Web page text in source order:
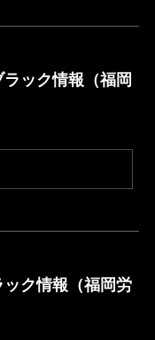
ラック情報（福岡
ック情報（福岡労